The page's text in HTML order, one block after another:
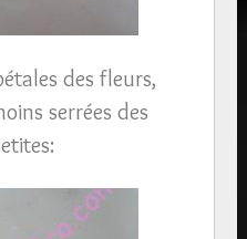
des fleurs,
serrées des